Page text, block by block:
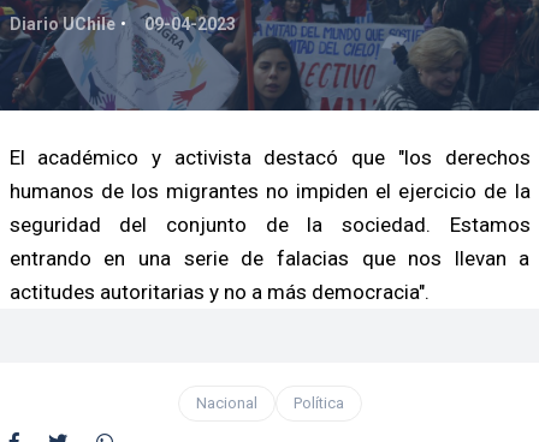
Diario UChile 09-04-2023
El académico y activista destacó que "los derechos
humanos de los migrantes no impiden el ejercicio de la
seguridad del conjunto de la sociedad. Estamos
entrando en una serie de falacias que nos llevan a
actitudes autoritarias y no a más democracia".
Nacional Política